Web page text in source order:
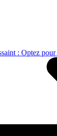
: Optez